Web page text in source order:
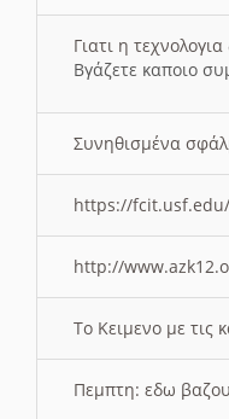
Γιατι η
Βγάζετε καποιο
Συνηθισμένα
https://
http://
To Κειμενο με τις
Πεμπτη: εδω